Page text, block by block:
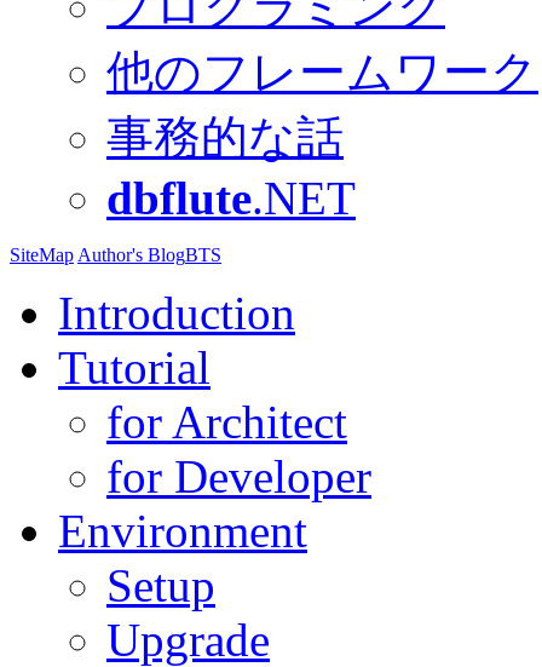
他のフレームワーク
事務的な話
dbflute.NET
SiteMap Author's BlogBTS
Introduction
Tutorial
for Architect
for Developer
Environment
Setup
Upgrade